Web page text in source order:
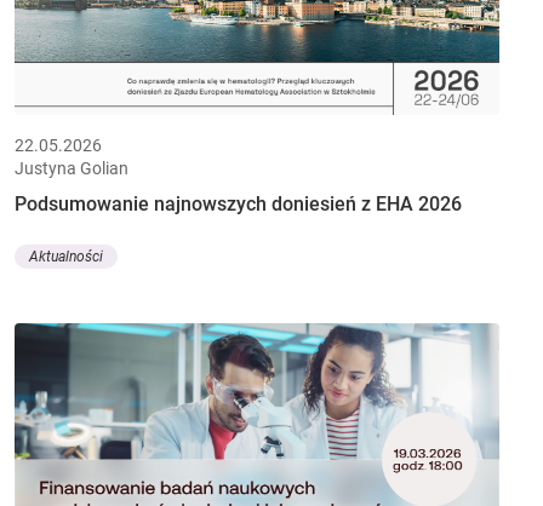
22.05.2026
Justyna Golian
Podsumowanie najnowszych doniesień z EHA 2026
Aktualności